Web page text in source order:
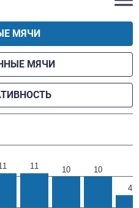
МЯЧИ
МЯЧИ